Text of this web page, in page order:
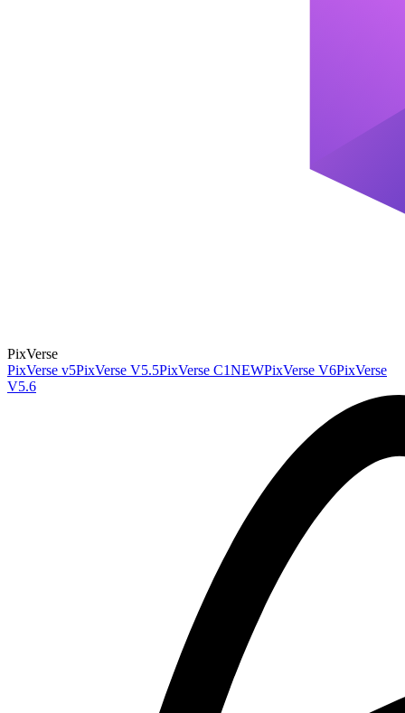
PixVerse
PixVerse v5PixVerse V5.5PixVerse C1NEWPixVerse V6PixVerse
V5.6